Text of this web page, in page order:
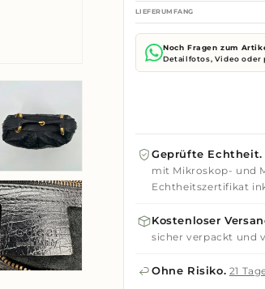
LIEFERUMFANG
Noch Fragen zum
Detailfotos, Video oder
Geprüfte Echtheit.
mit Mikroskop- und
Echtheitszertifikat
Kostenloser
sicher verpackt und
Ohne Risiko. 21